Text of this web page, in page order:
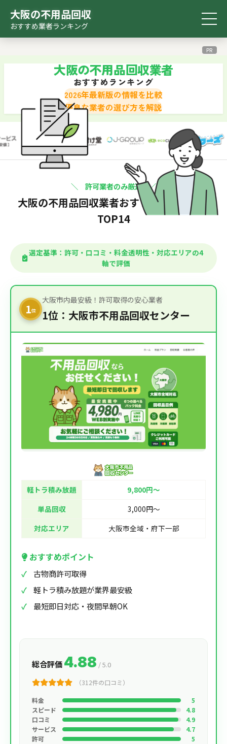
大阪の不用品回収
おすすめ業者ランキング
検索ツール
PR
大阪の不用品回収業者
おすすめランキング
2026年最新版の情報を比較
優良な業者の選び方を解説
＼ 許可業者のみ厳選 ／
大阪の不用品回収業者おすすめランキング
TOP14
選定基準：許可・口コミ・料金透明性・対応エリアの4
軸で評価
1位
大阪市内最安級！許可取得の安心業者
1位：大阪市不用品回収センター
軽トラ積み放題
9,800円〜
単品回収
3,000円〜
対応エリア
大阪市全域・府下一部
おすすめポイント
古物商許可取得
軽トラ積み放題が業界最安級
最短即日対応・夜間早朝OK
総合評価4.88 / 5.0
（312件の口コミ）
料金
5
スピード
4.8
口コミ
4.9
サービス
4.7
許可
5